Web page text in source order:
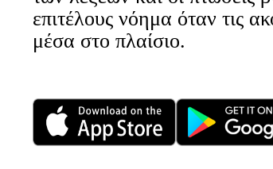
επιτέλους νόημα όταν τις
μέσα στο πλαίσιο.